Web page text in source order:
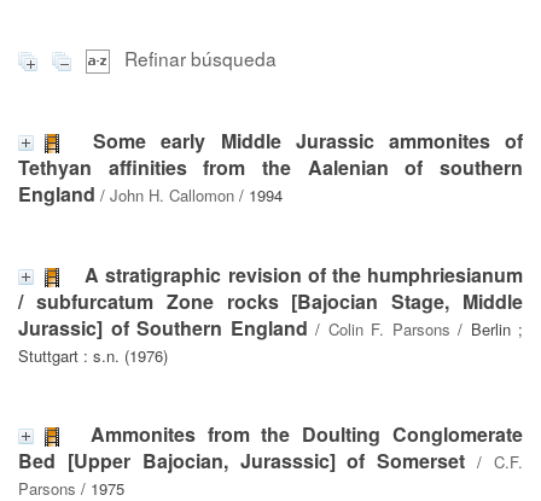
Refinar búsqueda
Some early Middle Jurassic ammonites of
Tethyan affinities from the Aalenian of southern
England / John H. Callomon / 1994
A stratigraphic revision of the humphriesianum
/ subfurcatum Zone rocks [Bajocian Stage, Middle
Jurassic] of Southern England / Colin F. Parsons / Berlin ;
Stuttgart : s.n. (1976)
Ammonites from the Doulting Conglomerate
Bed [Upper Bajocian, Jurasssic] of Somerset /C.F.
Parsons / 1975